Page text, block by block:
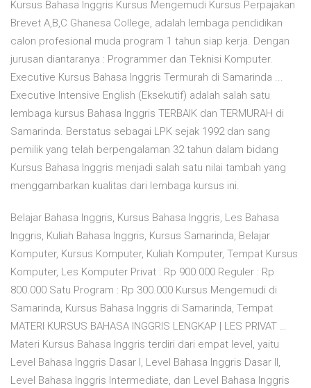
Kursus Bahasa Inggris Kursus Mengemudi Kursus Perpajakan
Brevet A,B,C Ghanesa College, adalah lembaga pendidikan
calon profesional muda program 1 tahun siap kerja. Dengan
jurusan diantaranya : Programmer dan Teknisi Komputer.
Executive Kursus Bahasa Inggris Termurah di Samarinda ...
Executive Intensive English (Eksekutif) adalah salah satu
lembaga kursus Bahasa Inggris TERBAIK dan TERMURAH di
Samarinda. Berstatus sebagai LPK sejak 1992 dan sang
pemilik yang telah berpengalaman 32 tahun dalam bidang
Kursus Bahasa Inggris menjadi salah satu nilai tambah yang
menggambarkan kualitas dari lembaga kursus ini.
Belajar Bahasa Inggris, Kursus Bahasa Inggris, Les Bahasa
Inggris, Kuliah Bahasa Inggris, Kursus Samarinda, Belajar
Komputer, Kursus Komputer, Kuliah Komputer, Tempat Kursus
Komputer, Les Komputer Privat : Rp 900.000 Reguler : Rp
800.000 Satu Program : Rp 300.000 Kursus Mengemudi di
Samarinda, Kursus Bahasa Inggris di Samarinda, Tempat
MATERI KURSUS BAHASA INGGRIS LENGKAP | LES PRIVAT …
Materi Kursus Bahasa Inggris terdiri dari empat level, yaitu
Level Bahasa Inggris Dasar I, Level Bahasa Inggris Dasar II,
Level Bahasa Inggris Intermediate, dan Level Bahasa Inggris